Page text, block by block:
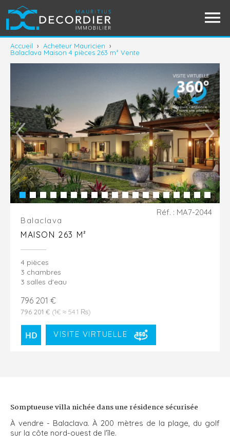
Accueil › Acheteur Mauricien ›
Balaclava Maison 4 pièces 263 m² Vente
Balaclava
MAISON 263 M²
4 pièces
3 chambres
3 salles d'eau
796 201 €
796 201 € (1€ ≈ 54.1 ₨)
VISITE VIRTUELLE
Réf. : MA7-2044
Somptueuse villa nichée dans une résidence sécurisée
À vendre - Balaclava. À 200 mètres de la plage, du golf
sur la côte nord-ouest de l'île.